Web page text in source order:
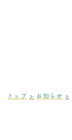
トップ お知らせ